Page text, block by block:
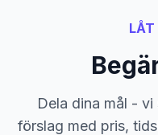
LÅT
Dela dina mål -
förslag med pris,